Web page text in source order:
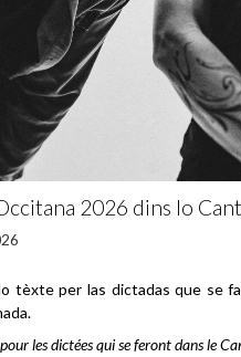
2026 dins lo
tèxte per las dictadas que se
les dictées qui se feront dans le